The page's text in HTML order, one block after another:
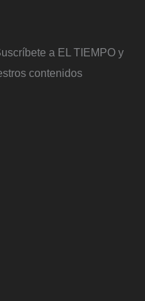
a EL TIEMPO y
contenidos